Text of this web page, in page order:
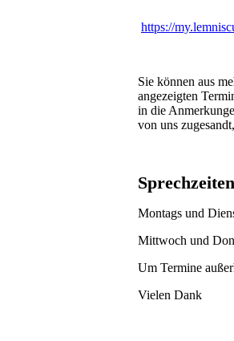
https://
Sie können aus
angezeigten
in die
von uns
Montags und
Mittwoch und
Um Termine
Vielen Dank